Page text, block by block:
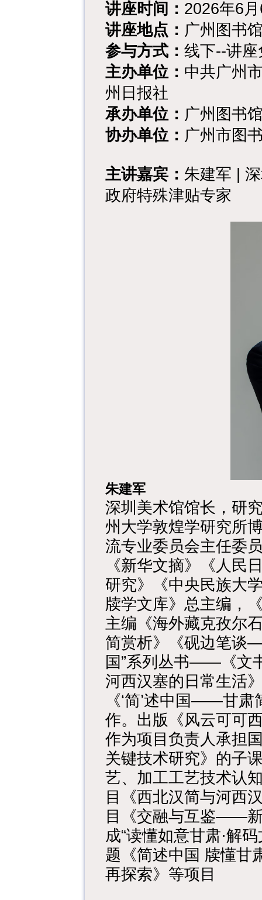
讲座时间： 2026年6
讲座地点： 广州图书
参与方式： 线下--讲
主办单位： 中共广州
州日报社
承办单位： 广州图书
协办单位： 广州市图
主讲嘉宾： 朱建军 |
政府特殊津贴专家
朱建军
深圳美术馆馆长，研
州大学敦煌学研究所
流专业委员会主任委
《新华文摘》《人民
研究》《中央民族大
牍学文库》总主编，
主编《海外藏克孜尔
简赏析》《砚边笔谈
国”系列丛书——《文
河西汉塞的日常生活
《‘简’述中国——甘
作。出版《风云可可
作为项目负责人承担
关键技术研究》的子
艺、加工工艺技术认
目《西北汉简与河西
目《交融与互鉴——
成“读懂如意甘肃·解
题《简述中国 牍懂
再探索》等项目